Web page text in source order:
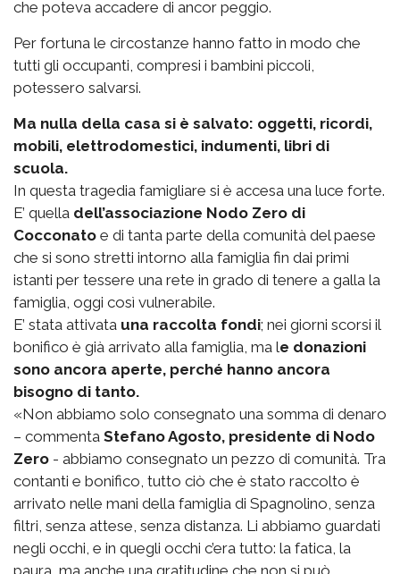
che poteva accadere di ancor peggio.
Per fortuna le circostanze hanno fatto in modo che
tutti gli occupanti, compresi i bambini piccoli,
potessero salvarsi.
Ma nulla della casa si è salvato: oggetti, ricordi,
mobili, elettrodomestici, indumenti, libri di
scuola.
In questa tragedia famigliare si è accesa una luce forte.
E’ quella dell’associazione Nodo Zero di
Cocconato e di tanta parte della comunità del paese
che si sono stretti intorno alla famiglia fin dai primi
istanti per tessere una rete in grado di tenere a galla la
famiglia, oggi così vulnerabile.
E’ stata attivata una raccolta fondi; nei giorni scorsi il
bonifico è già arrivato alla famiglia, ma le donazioni
sono ancora aperte, perché hanno ancora
bisogno di tanto.
«Non abbiamo solo consegnato una somma di denaro
– commenta Stefano Agosto, presidente di Nodo
Zero - abbiamo consegnato un pezzo di comunità. Tra
contanti e bonifico, tutto ciò che è stato raccolto è
arrivato nelle mani della famiglia di Spagnolino, senza
filtri, senza attese, senza distanza. Li abbiamo guardati
negli occhi, e in quegli occhi c’era tutto: la fatica, la
paura, ma anche una gratitudine che non si può